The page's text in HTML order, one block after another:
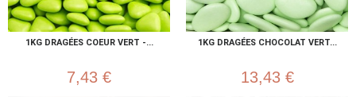
1KG DRAGÉES COEUR VERT -...
7,43 €
1KG DRAGÉES CHOCOLAT VERT...
13,43 €